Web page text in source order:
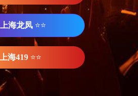
上海龙凤 ⭐⭐
上海419 ⭐⭐